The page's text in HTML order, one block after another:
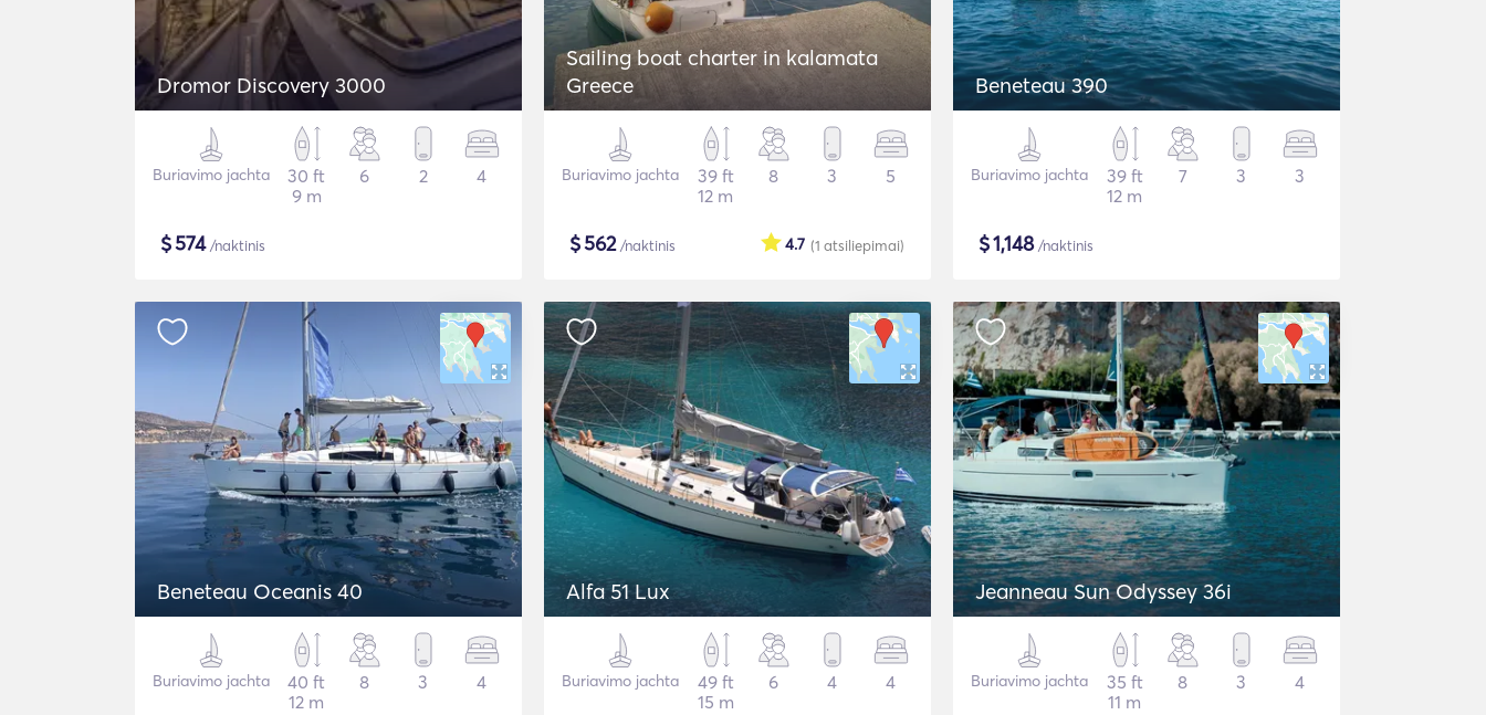
Dromor Discovery 3000
Buriavimo jachta
30 ft
9 m
6 2 4
$574/naktinis
Sailing boat charter in kalamata
Greece
Buriavimo jachta
39 ft
12 m
8 3 5
$562/naktinis (1 atsiliepimai)
4.7
Beneteau 390
Buriavimo jachta
39 ft
12 m
7 3 3
$1,148/naktinis
Beneteau Oceanis 40
Buriavimo jachta
40 ft
12 m
8 3 4
Alfa 51 Lux
Buriavimo jachta
49 ft
15 m
6 4 4
Jeanneau Sun Odyssey 36i
Buriavimo jachta
35 ft
11 m
8 3 4